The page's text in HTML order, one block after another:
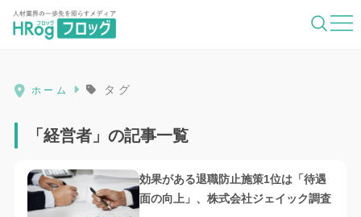
HRog | 人材業界の一歩先を照らすメディ
ホーム タグ
「経営者」の記事一覧
効果がある退職防止施策1位は「待遇
面の向上」、株式会社ジェイック調査